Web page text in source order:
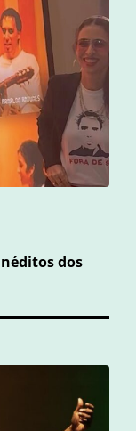
dos